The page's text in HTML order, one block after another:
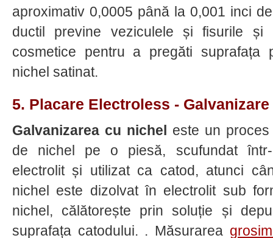
aproximativ 0,0005 până la 0,001 inci
ductil previne veziculele și fisurile și
cosmetice pentru a pregăti suprafața
nichel satinat.
5. Placare Electroless -
Galvanizarea cu nichel este un
de nichel pe o piesă, scufundat
electrolit și utilizat ca catod, atunci
nichel este dizolvat în electrolit sub
nichel, călătorește prin soluție și
suprafața catodului. . Măsurarea